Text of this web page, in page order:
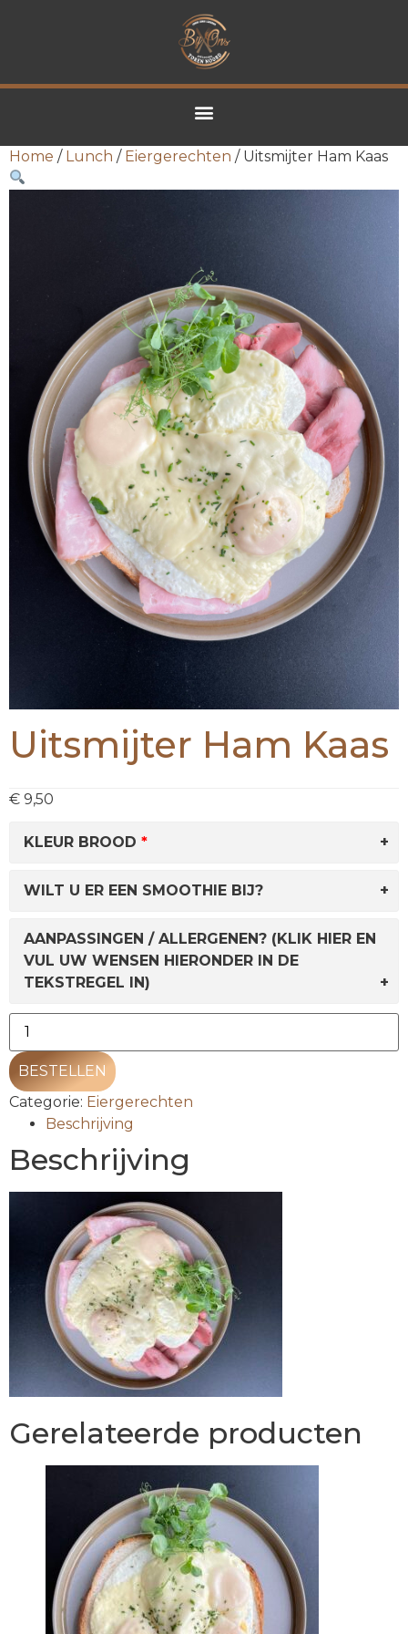
Home / Lunch / Eiergerechten / Uitsmijter Ham Kaas
Uitsmijter Ham Kaas
€ 9,50
KLEUR BROOD
WILT U ER EEN SMOOTHIE BIJ?
AANPASSINGEN / ALLERGENEN? (KLIK HIER EN
VUL UW WENSEN HIERONDER IN DE
TEKSTREGEL IN)
BESTELLEN
Categorie: Eiergerechten
Beschrijving
Beschrijving
Gerelateerde producten